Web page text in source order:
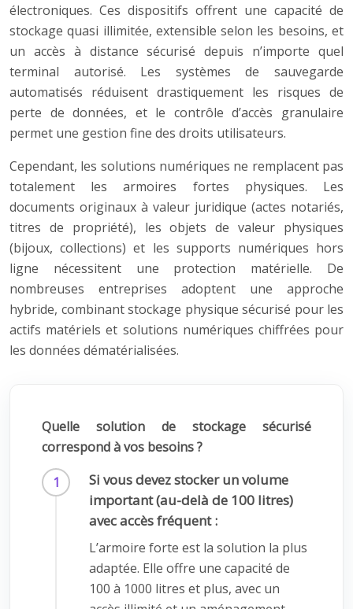
électroniques. Ces dispositifs offrent une capacité de
stockage quasi illimitée, extensible selon les besoins, et
un accès à distance sécurisé depuis n’importe quel
terminal autorisé. Les systèmes de sauvegarde
automatisés réduisent drastiquement les risques de
perte de données, et le contrôle d’accès granulaire
permet une gestion fine des droits utilisateurs.
Cependant, les solutions numériques ne remplacent pas
totalement les armoires fortes physiques. Les
documents originaux à valeur juridique (actes notariés,
titres de propriété), les objets de valeur physiques
(bijoux, collections) et les supports numériques hors
ligne nécessitent une protection matérielle. De
nombreuses entreprises adoptent une approche
hybride, combinant stockage physique sécurisé pour les
actifs matériels et solutions numériques chiffrées pour
les données dématérialisées.
Quelle solution de stockage sécurisé
correspond à vos besoins ?
Si vous devez stocker un volume
important (au-delà de 100 litres)
avec accès fréquent :
L’armoire forte est la solution la plus
adaptée. Elle offre une capacité de
100 à 1000 litres et plus, avec un